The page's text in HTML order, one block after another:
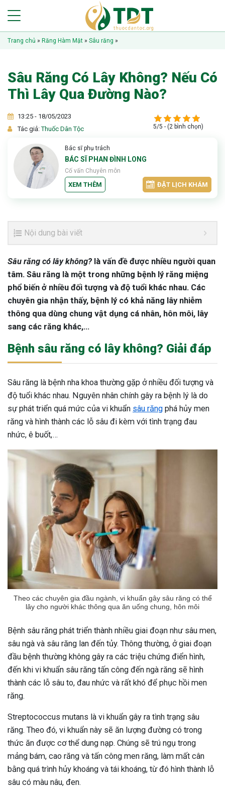
Trang chủ » Răng Hàm Mặt » Sâu răng »
Sâu Răng Có Lây Không? Nếu Có
Thì Lây Qua Đường Nào?
13:25 - 18/05/2023
Tác giả:Thuốc Dân Tộc 5/5 - (2 bình chọn)
Bác sĩ phụ trách
BÁC SĨ PHAN ĐÌNH LONG
Cố vấn Chuyên môn
XEM THÊM ĐẶT LỊCH KHÁM
Nội dung bài viết
Sâu răng có lây không? là vấn đề được nhiều người quan
tâm. Sâu răng là một trong những bệnh lý răng miệng
phổ biến ở nhiều đối tượng và độ tuổi khác nhau. Các
chuyên gia nhận thấy, bệnh lý có khả năng lây nhiễm
thông qua dùng chung vật dụng cá nhân, hôn môi, lây
sang các răng khác,…
Bệnh sâu răng có lây không? Giải đáp
Sâu răng là bệnh nha khoa thường gặp ở nhiều đối tượng và
độ tuổi khác nhau. Nguyên nhân chính gây ra bệnh lý là do
sự phát triển quá mức của vi khuẩn sâu răng phá hủy men
răng và hình thành các lỗ sâu đi kèm với tình trạng đau
nhức, ê buốt,…
Theo các chuyên gia đầu ngành, vi khuẩn gây sâu răng có thể
lây cho người khác thông qua ăn uống chung, hôn môi
Bệnh sâu răng phát triển thành nhiều giai đoạn như sâu men,
sâu ngà và sâu răng lan đến tủy. Thông thường, ở giai đoạn
đầu bệnh thường không gây ra các triệu chứng điển hình,
đến khi vi khuẩn sâu răng tấn công đến ngà răng sẽ hình
thành các lỗ sâu to, đau nhức và rất khó để phục hồi men
răng.
Streptococcus mutans là vi khuẩn gây ra tình trạng sâu
răng. Theo đó, vi khuẩn này sẽ ăn lượng đường có trong
thức ăn được cơ thể dung nạp. Chúng sẽ trú ngụ trong
mảng bám, cao răng và tấn công men răng, làm mất cân
bằng quá trình hủy khoáng và tái khoáng, từ đó hình thành lỗ
sâu có màu nâu, đen.